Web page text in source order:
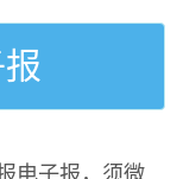
电子报，须微